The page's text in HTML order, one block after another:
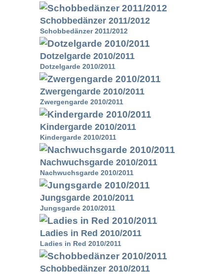
Schobbedänzer 2011/2012
Schobbedänzer 2011/2012
Dotzelgarde 2010/2011
Dotzelgarde 2010/2011
Zwergengarde 2010/2011
Zwergengarde 2010/2011
Kindergarde 2010/2011
Kindergarde 2010/2011
Nachwuchsgarde 2010/2011
Nachwuchsgarde 2010/2011
Jungsgarde 2010/2011
Jungsgarde 2010/2011
Ladies in Red 2010/2011
Ladies in Red 2010/2011
Schobbedänzer 2010/2011